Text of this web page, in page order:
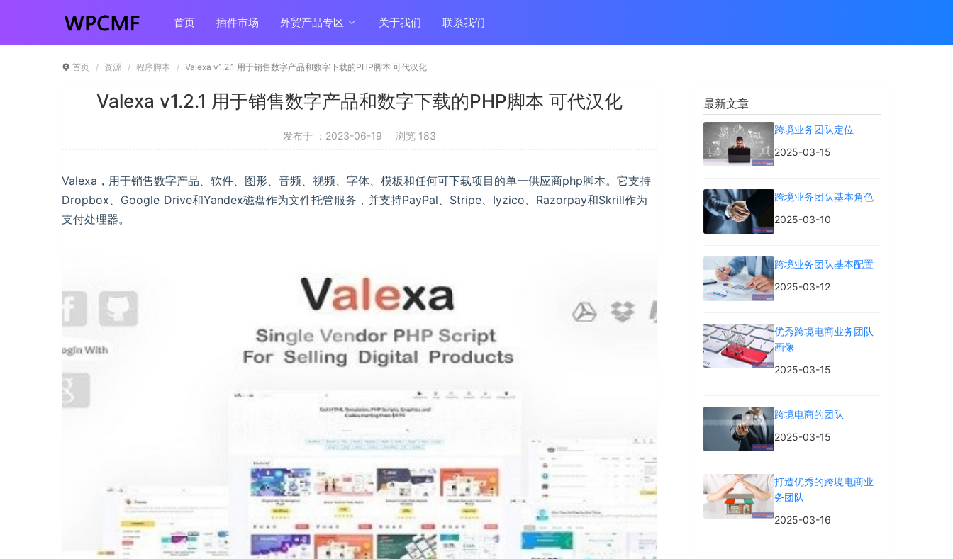
首页 插件市场 外贸产品专区 关于我们 联系我们
首页 资源 程序脚本 Valexa v1.2.1 用于销售数字产品和数字下载的PHP脚本 可代汉化
Valexa v1.2.1 用于销售数字产品和数字下载的PHP脚本 可代汉化
发布于 ：2023-06-19 浏览 183
Valexa，用于销售数字产品、软件、图形、音频、视频、字体、模板和任何可下载项目的单一供应商php脚本。它支持
Dropbox、Google Drive和Yandex磁盘作为文件托管服务，并支持PayPal、Stripe、Iyzico、Razorpay和Skrill作为
支付处理器。
最新文章
跨境业务团队定位
2025-03-15
跨境业务团队基本角色
2025-03-10
跨境业务团队基本配置
2025-03-12
优秀跨境电商业务团队
画像
2025-03-15
跨境电商的团队
2025-03-15
打造优秀的跨境电商业
务团队
2025-03-16